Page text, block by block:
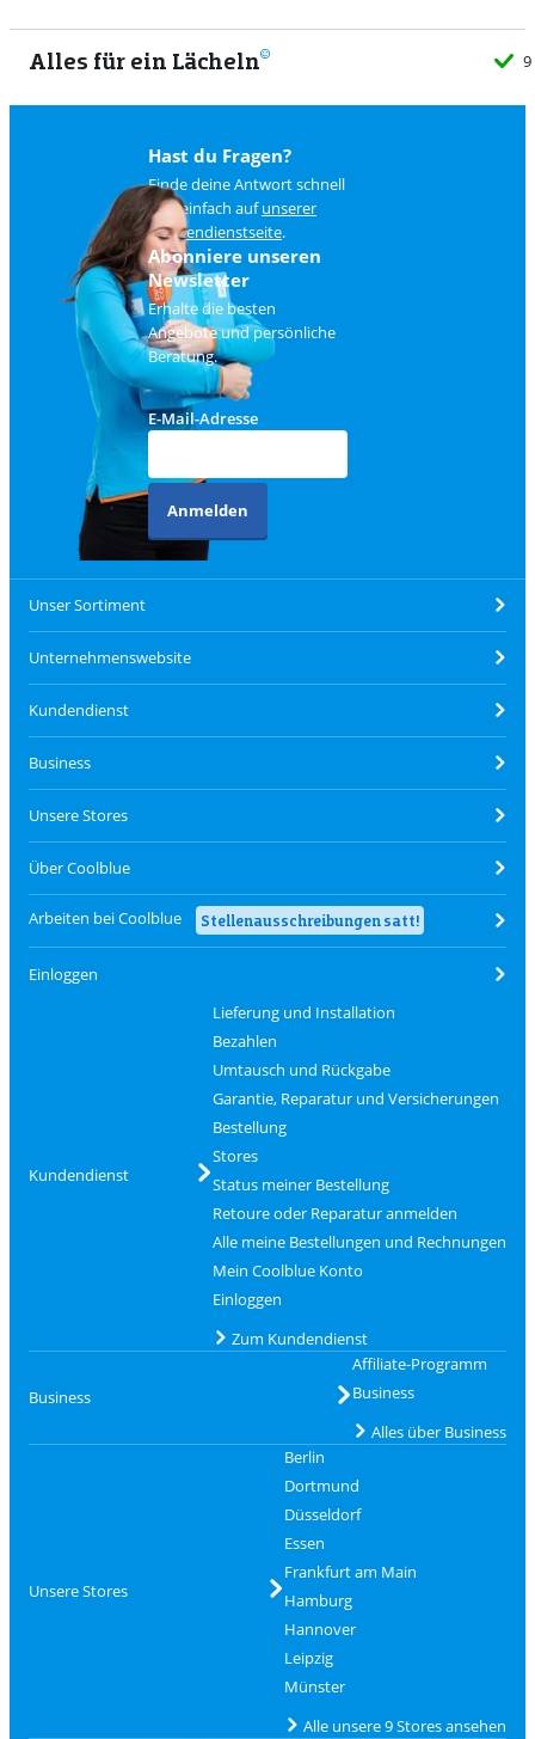
Alles für ein Lächeln 9
Hast du Fragen?
Finde deine Antwort schnell
und einfach aufunserer
Kundendienstseite.
Abonniere unseren
Newsletter
Erhalte die besten
Angebote und persönliche
Beratung.
E-Mail-Adresse
Anmelden
Unser Sortiment
Unternehmenswebsite
Kundendienst
Business
Unsere Stores
Über Coolblue
Arbeiten bei Coolblue Stellenausschreibungen satt!
Einloggen
Kundendienst
Lieferung und Installation
Bezahlen
Umtausch und Rückgabe
Garantie, Reparatur und Versicherungen
Bestellung
Stores
Status meiner Bestellung
Retoure oder Reparatur anmelden
Alle meine Bestellungen und Rechnungen
Mein Coolblue Konto
Einloggen
Zum Kundendienst
Business
Affiliate-Programm
Business
Alles über Business
Unsere Stores
Berlin
Dortmund
Düsseldorf
Essen
Frankfurt am Main
Hamburg
Hannover
Leipzig
Münster
Alle unsere 9 Stores ansehen